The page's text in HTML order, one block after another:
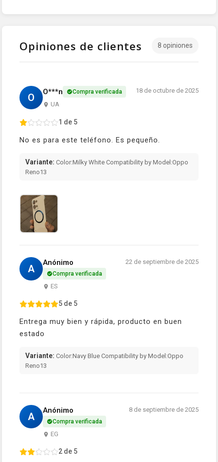
Opiniones de clientes 8 opiniones
O O***n Compra verificada
UA
18 de octubre de 2025
1 de 5
No es para este teléfono. Es pequeño.
Variante: Color:Milky White Compatibility by Model:Oppo
Reno13
A
Anónimo
Compra verificada
ES
22 de septiembre de 2025
5 de 5
Entrega muy bien y rápida, producto en buen
estado
Variante: Color:Navy Blue Compatibility by Model:Oppo
Reno13
A
Anónimo
Compra verificada
EG
8 de septiembre de 2025
2 de 5